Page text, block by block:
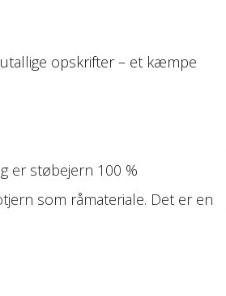
opskrifter – et kæmpe
er støbejern 100 %
som råmateriale. Det er en